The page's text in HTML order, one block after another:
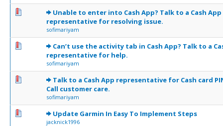
Unable to enter into Cash App? Talk to a Cash App
representative for resolving issue.
sofimariyam
0 Votes - 0 sur 5 en moyenne
12345
Can’t use the activity tab in Cash App? Talk to a
representative for help.
sofimariyam
0 Votes - 0 sur 5 en moyenne
1 2345
Talk to a Cash App representative for Cash card
Call customer care.
sofimariyam
0 Votes - 0 sur 5 en moyenne
12345
Update Garmin In Easy To Implement Steps
jacknick1996
0 Votes - 0 sur 5 en moyenne
123 45